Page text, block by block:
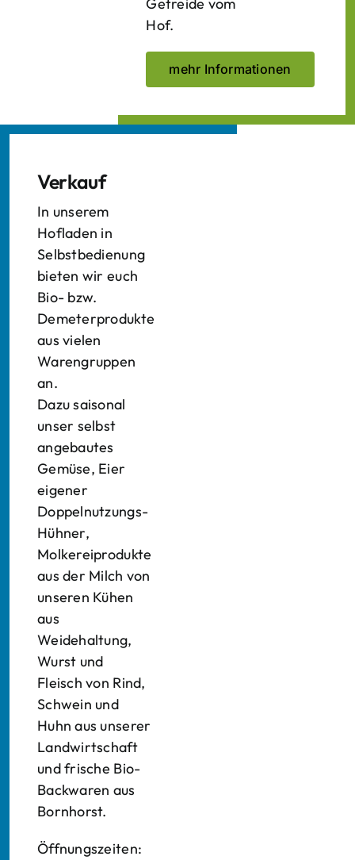
Hof.
mehr Informationen
Verkauf
In unserem
Hofladen in
Selbstbedienung
bieten wir euch
Bio- bzw.
Demeterprodukte
aus vielen
Warengruppen
an.
Dazu saisonal
unser selbst
angebautes
Gemüse, Eier
eigener
Doppelnutzungs-
Hühner,
Molkereiprodukte
aus der Milch von
unseren Kühen
aus
Weidehaltung,
Wurst und
Fleisch von Rind,
Schwein und
Huhn aus unserer
Landwirtschaft
und frische Bio-
Backwaren aus
Bornhorst.
Öffnungszeiten: